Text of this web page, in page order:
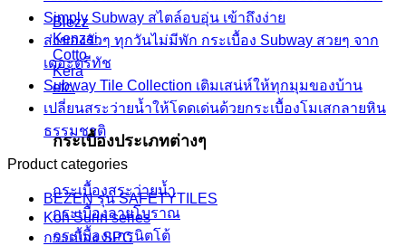
Blezz
Kenzai
Cotto
Kera
etc.
กระเบื้องประเภทต่างๆ
กระเบื้องสระว่ายน้ำ
กระเบื้องลายโบราณ
กระเบื้องแกรนิตโต้
Simply Subway สไตล์อบอุ่น เข้าถึงง่าย
ส่งของรัวๆ ทุกวันไม่มีพัก กระเบื้อง Subway สวยๆ จาก
เดอะตรีทัช
Subway Tile Collection เติมเสน่ห์ให้ทุกมุมของบ้าน
เปลี่ยนสระว่ายน้ำให้โดดเด่นด้วยกระเบื้องโมเสกลายหิน
ธรรมชาติ
Product categories
BEZEN รุ่น SAFETYTILES
Koh Surin series
กระเบื้อง SPC